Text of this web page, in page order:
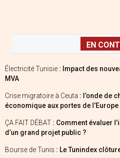
EN
Électricité Tunisie : Impact des
MVA
Crise migratoire à Ceuta : l’onde de
économique aux portes de l’Europe
ÇA FAIT DÉBAT : Comment évaluer
d’un grand projet public ?
Bourse de Tunis : Le Tunindex